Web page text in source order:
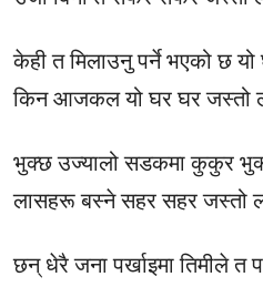
केही त मिलाउनु पर्ने भएको छ यो
किन आजकल यो घर घर जस्तो
भुक्छ उज्यालो सडकमा कुकुर
लासहरू बस्ने सहर सहर जस्तो
छन् धेरै जना पर्खाइमा तिमीले त